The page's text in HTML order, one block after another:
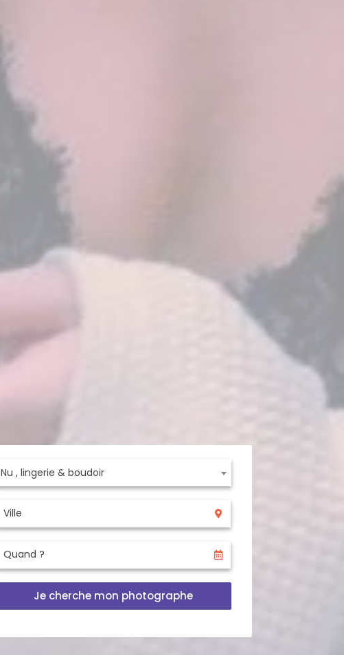
Nu , lingerie & boudoir
Je cherche mon photographe